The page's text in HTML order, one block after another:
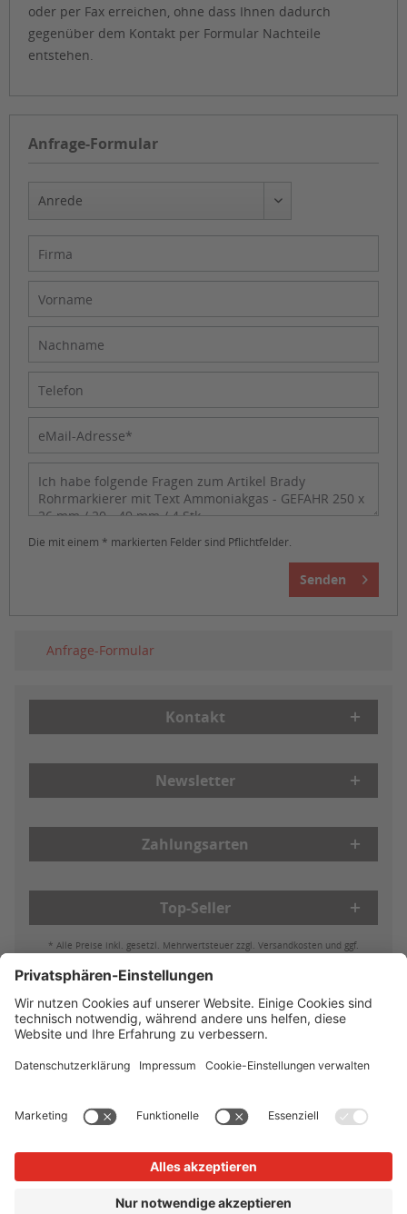
oder per Fax erreichen, ohne dass Ihnen dadurch
gegenüber dem Kontakt per Formular Nachteile
entstehen.
Anfrage-Formular
Die mit einem * markierten Felder sind Pflichtfelder.
Senden
Anfrage-Formular
Kontakt
Newsletter
Zahlungsarten
Top-Seller
* Alle Preise inkl. gesetzl. Mehrwertsteuer zzgl. Versandkosten und ggf.
Batterieleistung & Entsorgung
Widerruf
Reklamationen
AGB
Datenschutz Impressum Vertrag widerrufen